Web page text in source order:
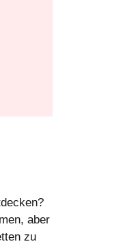
aber
zu